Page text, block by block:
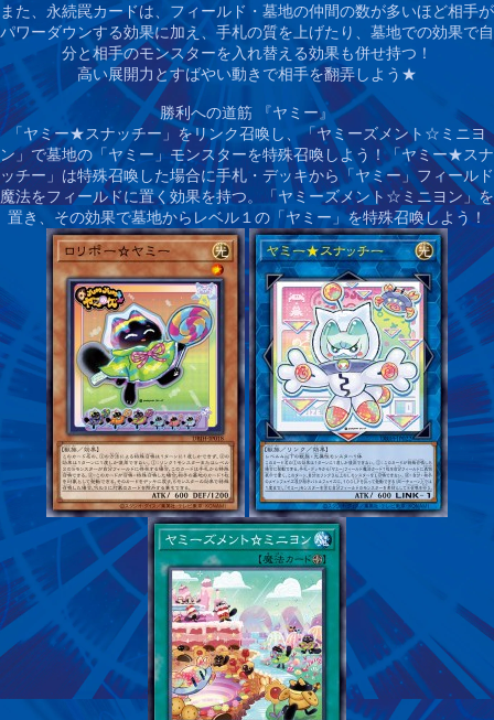
また、永続罠カードは、フィールド・墓地の仲間の数が多いほど相手が
パワーダウンする効果に加え、手札の質を上げたり、墓地での効果で自
分と相手のモンスターを入れ替える効果も併せ持つ！
高い展開力とすばやい動きで相手を翻弄しよう★
勝利への道筋 『ヤミー』
「ヤミー★スナッチー」をリンク召喚し、「ヤミーズメント☆ミニヨ
ン」で墓地の「ヤミー」モンスターを特殊召喚しよう！「ヤミー★スナ
ッチー」は特殊召喚した場合に手札・デッキから「ヤミー」フィールド
魔法をフィールドに置く効果を持つ。「ヤミーズメント☆ミニヨン」を
置き、その効果で墓地からレベル１の「ヤミー」を特殊召喚しよう！